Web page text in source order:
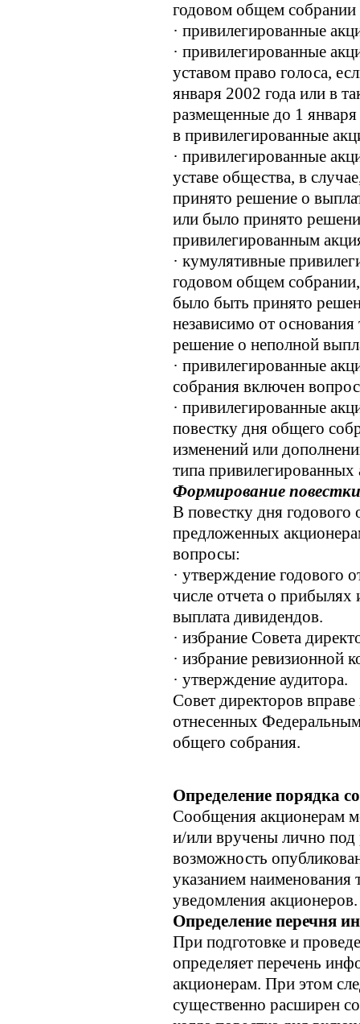
годовом общем
· привилегированные
· привилегированные
уставом право голоса,
января 2002 года или в
размещенные до 1
в привилегированные
· привилегированные
уставе общества, в
принято решение о
или было принято
привилегированным
· кумулятивные
годовом общем
было быть принято
независимо от
решение о неполной
· привилегированные
собрания включен
· привилегированные
повестку дня общего
изменений или
типа привилегированных
Формирование
В повестку дня
предложенных
вопросы:
· утверждение годового
числе отчета о прибылях
выплата дивидендов.
· избрание Совета
· избрание ревизионной
· утверждение аудитора.
Совет директоров
отнесенных
общего собрания.
Определение порядка
Сообщения акционерам
и/или вручены лично под
возможность
указанием наименования
уведомления акционеров.
Определение перечня
При подготовке и
определяет перечень
акционерам. При этом
существенно расширен